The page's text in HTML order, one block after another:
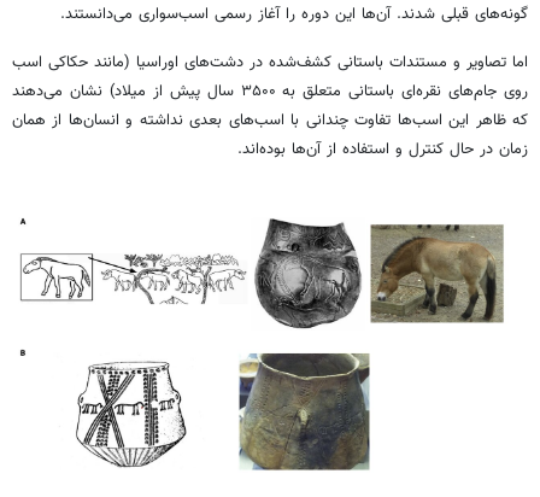
گونه‌های قبلی شدند. آن‌ها این دوره را آغاز رسمی اسب‌سواری می‌دانستند.
اما تصاویر و مستندات باستانی کشف‌شده در دشت‌های اوراسیا (مانند حکاکی اسب
روی جام‌های نقره‌ای باستانی متعلق به ۳۵۰۰ سال پیش از میلاد) نشان می‌دهند
که ظاهر این اسب‌ها تفاوت چندانی با اسب‌های بعدی نداشته و انسان‌ها از همان
زمان در حال کنترل و استفاده از آن‌ها بوده‌اند.